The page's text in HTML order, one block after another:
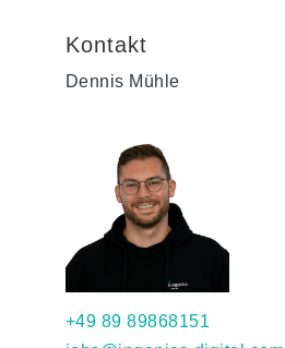
Kontakt
Dennis Mühle
+49 89 89868151